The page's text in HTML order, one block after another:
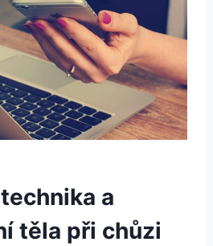
a
těla při chůzi